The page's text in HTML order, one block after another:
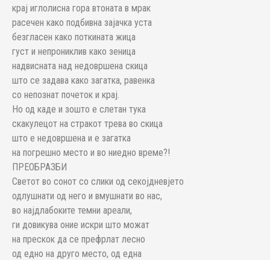
крај иглолисна гора втоната в мрак
расечен како подбивна зајачка уста
безгласен како поткината жица
густ и непрониклив како зеница
надвисната над недовршена скица
што се задава како загатка, равенка
со непознат почеток и крај.
Но од каде и зошто е слетан тука
скакулецот на стракот трева во скица
што е недовршена и е загатка
на погрешно место и во ниедно време?!
ПРЕОБРАЗБИ
Светот во сонот со слики од секојдневјето
одлушнати од него и вмушнати во нас,
во најдлабоките темни ареали,
ги довикува оние искри што можат
на прескок да се префрлат лесно
од едно на друго место, од една